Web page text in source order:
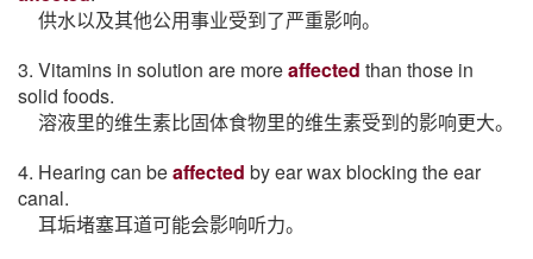
供水以及其他公用事业受到了严重影响。
3. Vitamins in solution are moreaffected than those in
solid foods.
溶液里的维生素比固体食物里的维生素受到的影响更大。
4. Hearing can beaffected by ear wax blocking the ear
canal.
耳垢堵塞耳道可能会影响听力。